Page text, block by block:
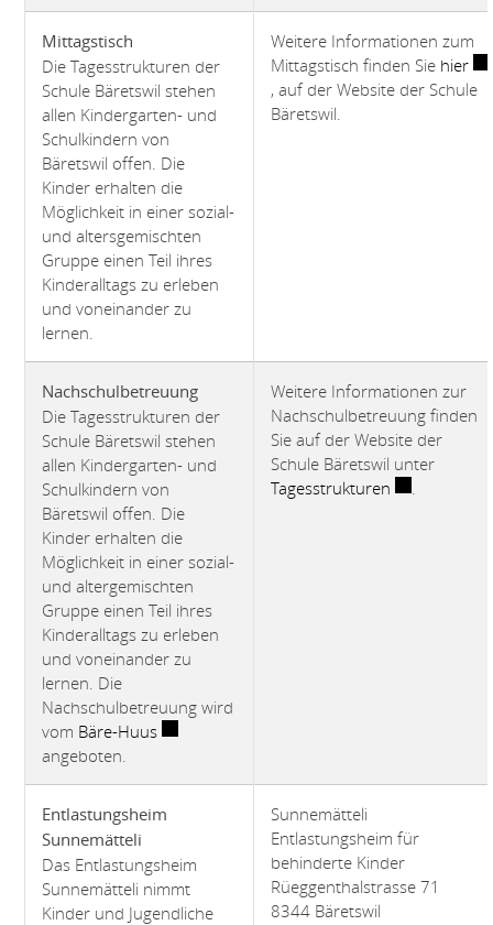
Mittagstisch
Die Tagesstrukturen der
Schule Bäretswil stehen
allen Kindergarten- und
Schulkindern von
Bäretswil offen. Die
Kinder erhalten die
Möglichkeit in einer sozial-
und altersgemischten
Gruppe einen Teil ihres
Kinderalltags zu erleben
und voneinander zu
lernen.
Weitere Informationen zum
Mittagstisch finden Sie hier
, auf der Website der Schule
Bäretswil.
Nachschulbetreuung
Die Tagesstrukturen der
Schule Bäretswil stehen
allen Kindergarten- und
Schulkindern von
Bäretswil offen. Die
Kinder erhalten die
Möglichkeit in einer sozial-
und altergemischten
Gruppe einen Teil ihres
Kinderalltags zu erleben
und voneinander zu
lernen. Die
Nachschulbetreuung wird
vom Bäre-HuusExterner Link wird in einem neuen Fenster
angeboten.
Weitere Informationen zur
Nachschulbetreuung finden
Sie auf der Website der
Schule Bäretswil unter
Tagesstrukturen
.
Entlastungsheim
Sunnemätteli
Das Entlastungsheim
Sunnemätteli nimmt
Kinder und Jugendliche
Sunnemätteli
Entlastungsheim für
behinderte Kinder
Rüeggenthalstrasse 71
8344 Bäretswil